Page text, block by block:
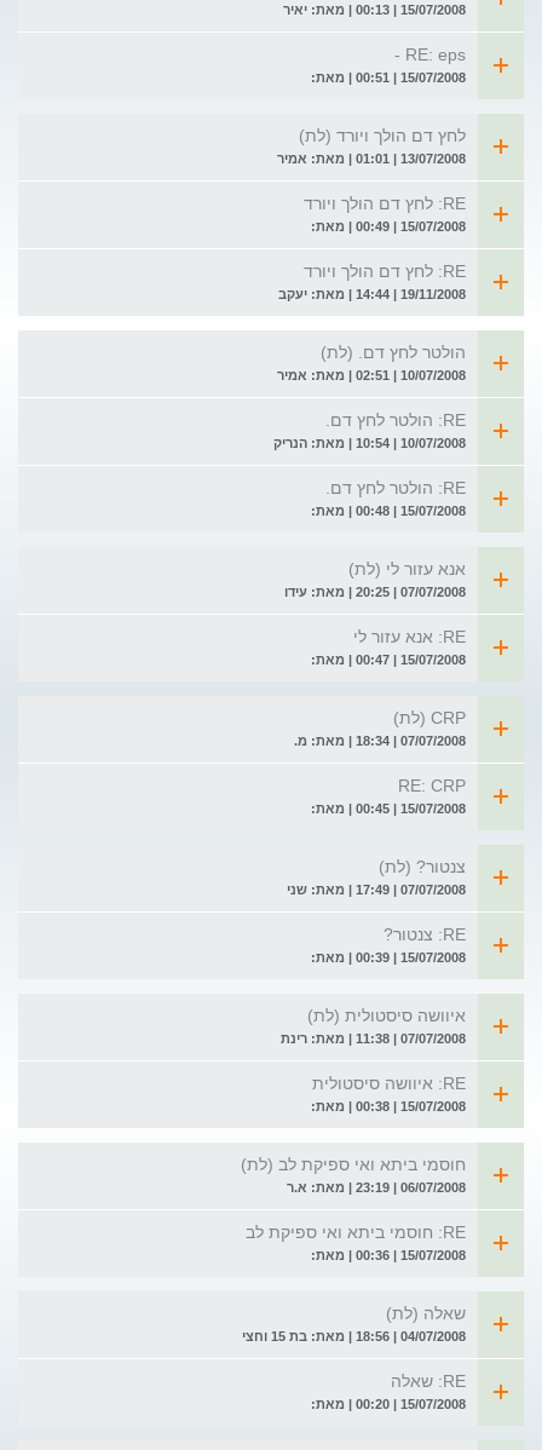
15/07/2008 | 00:13 | מאת: יאיר
RE: eps -
15/07/2008 | 00:51 | מאת:
לחץ דם הולך ויורד (לת)
13/07/2008 | 01:01 | מאת: אמיר
RE: לחץ דם הולך ויורד
15/07/2008 | 00:49 | מאת:
RE: לחץ דם הולך ויורד
19/11/2008 | 14:44 | מאת: יעקב
הולטר לחץ דם. (לת)
10/07/2008 | 02:51 | מאת: אמיר
RE: הולטר לחץ דם.
10/07/2008 | 10:54 | מאת: הנריק
RE: הולטר לחץ דם.
15/07/2008 | 00:48 | מאת:
אנא עזור לי (לת)
07/07/2008 | 20:25 | מאת: עידו
RE: אנא עזור לי
15/07/2008 | 00:47 | מאת:
CRP (לת)
07/07/2008 | 18:34 | מאת: מ.
RE: CRP
15/07/2008 | 00:45 | מאת:
צנטור? (לת)
07/07/2008 | 17:49 | מאת: שני
RE: צנטור?
15/07/2008 | 00:39 | מאת:
איוושה סיסטולית (לת)
07/07/2008 | 11:38 | מאת: רינת
RE: איוושה סיסטולית
15/07/2008 | 00:38 | מאת:
חוסמי ביתא ואי ספיקת לב (לת)
06/07/2008 | 23:19 | מאת: א.ר
RE: חוסמי ביתא ואי ספיקת לב
15/07/2008 | 00:36 | מאת:
שאלה (לת)
04/07/2008 | 18:56 | מאת: בת 15 וחצי
RE: שאלה
15/07/2008 | 00:20 | מאת: